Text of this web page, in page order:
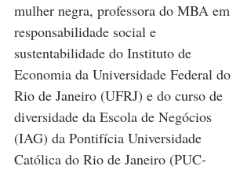
mulher negra, professora do MBA em
responsabilidade social e
sustentabilidade do Instituto de
Economia da Universidade Federal do
Rio de Janeiro (UFRJ) e do curso de
diversidade da Escola de Negócios
(IAG) da Pontifícia Universidade
Católica do Rio de Janeiro (PUC-